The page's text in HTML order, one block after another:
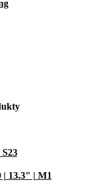
| 13.3" | M1